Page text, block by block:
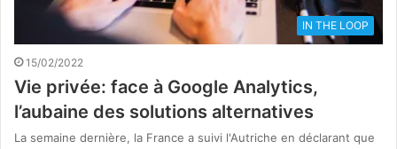
IN THE LOOP
15/02/2022
Vie privée: face à Google Analytics,
l’aubaine des solutions alternatives
La semaine dernière, la France a suivi l'Autriche en déclarant que